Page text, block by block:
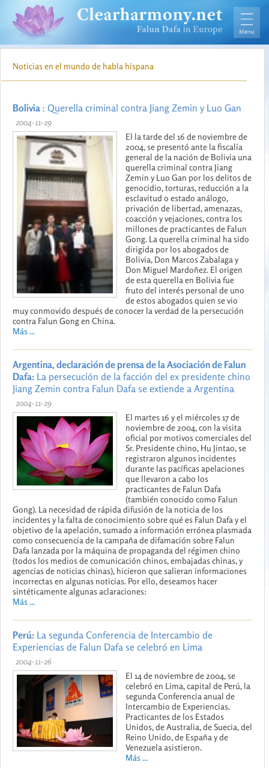
Noticias en el mundo de habla hispana
Bolivia : Querella criminal contra Jiang Zemin y Luo Gan
2004-11-29
El la tarde del 16 de noviembre de
2004, se presentó ante la fiscalía
general de la nación de Bolivia una
querella criminal contra Jiang
Zemin y Luo Gan por los delitos de
genocidio, torturas, reducción a la
esclavitud o estado análogo,
privación de libertad, amenazas,
coacción y vejaciones, contra los
millones de practicantes de Falun
Gong. La querella criminal ha sido
dirigida por los abogados de
Bolivia, Don Marcos Zabalaga y
Don Miguel Mardoñez. El origen
de esta querella en Bolivia fue
fruto del interés personal de uno
de estos abogados quien se vio
muy conmovido después de conocer la verdad de la persecución
contra Falun Gong en China.
Más ...
Argentina, declaración de prensa de la Asociación de Falun
Dafa: La persecución de la facción del ex presidente chino
Jiang Zemin contra Falun Dafa se extiende a Argentina
2004-11-29
El martes 16 y el miércoles 17 de
noviembre de 2004, con la visita
oficial por motivos comerciales del
Sr. Presidente chino, Hu Jintao, se
registraron algunos incidentes
durante las pacíficas apelaciones
que llevaron a cabo los
practicantes de Falun Dafa
(también conocido como Falun
Gong). La necesidad de rápida difusión de la noticia de los
incidentes y la falta de conocimiento sobre qué es Falun Dafa y el
objetivo de la apelación, sumado a información errónea plasmada
como consecuencia de la campaña de difamación sobre Falun
Dafa lanzada por la máquina de propaganda del régimen chino
(todos los medios de comunicación chinos, embajadas chinas, y
agencias de noticias chinas), hicieron que salieran informaciones
incorrectas en algunas noticias. Por ello, deseamos hacer
sintéticamente algunas aclaraciones:
Más ...
Perú: La segunda Conferencia de Intercambio de
Experiencias de Falun Dafa se celebró en Lima
2004-11-26
El 14 de noviembre de 2004, se
celebró en Lima, capital de Perú, la
segunda Conferencia anual de
Intercambio de Experiencias.
Practicantes de los Estados
Unidos, de Australia, de Suecia, del
Reino Unido, de España y de
Venezuela asistieron.
Más ...